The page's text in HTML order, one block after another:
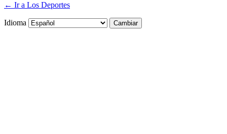
← Ir a Los Deportes
Idioma